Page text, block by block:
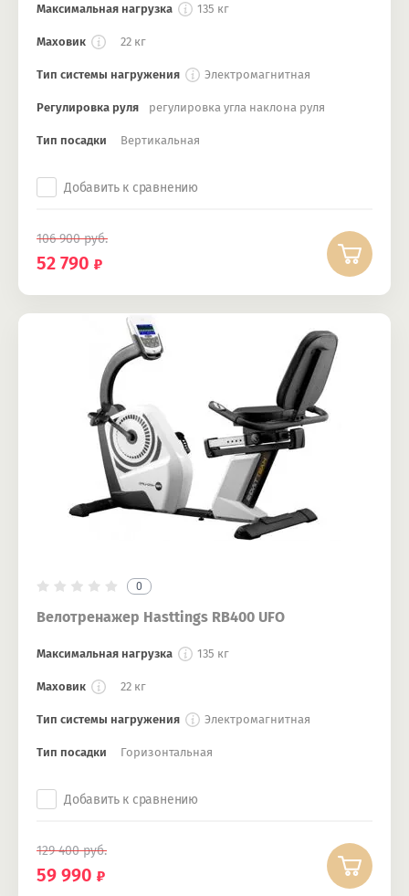
Максимальная нагрузка 135 кг
Маховик 22 кг
Тип системы нагружения Электромагнитная
Регулировка руля регулировка угла наклона руля
Тип посадки Вертикальная
Добавить к сравнению
106 900руб.
52 790
0
Велотренажер Hasttings RB400 UFO
Максимальная нагрузка 135 кг
Маховик 22 кг
Тип системы нагружения Электромагнитная
Тип посадки Горизонтальная
Добавить к сравнению
129 400руб.
59 990